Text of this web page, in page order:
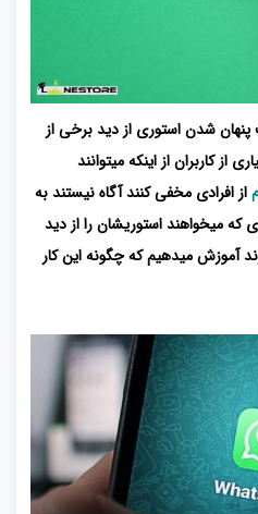
پنهان شدن استوری از دید برخی از
کاربران از اینکه میتوانند
از افرادی مخفی کنند آگاه نیستند به
که میخواهند استوریشان را از دید
آموزش میدهیم که چگونه این کار